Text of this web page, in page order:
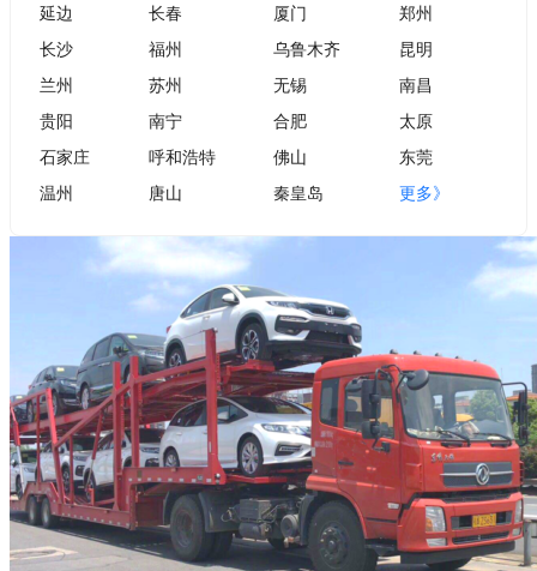
延边
长春 厦门
郑州
长沙
福州 乌鲁木齐
昆明
兰州
苏州 无锡
南昌
贵阳
南宁 合肥
太原
石家庄
呼和浩特 佛山
东莞
温州
唐山 秦皇岛 更多》